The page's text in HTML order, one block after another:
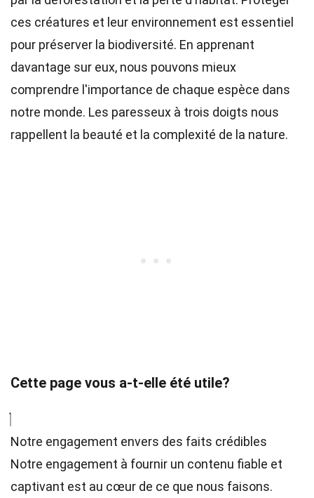
ces créatures et leur environnement est essentiel
pour préserver la biodiversité. En apprenant
davantage sur eux, nous pouvons mieux
comprendre l'importance de chaque espèce dans
notre monde. Les paresseux à trois doigts nous
rappellent la beauté et la complexité de la nature.
Cette page vous a-t-elle été utile?
Notre engagement envers des faits crédibles
Notre engagement à fournir un contenu fiable et
captivant est au cœur de ce que nous faisons.